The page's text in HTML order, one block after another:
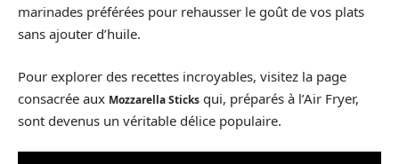
marinades préférées pour rehausser le goût de vos plats
sans ajouter d’huile.
Pour explorer des recettes incroyables, visitez la page
consacrée aux Mozzarella Sticks qui, préparés à l’Air Fryer,
sont devenus un véritable délice populaire.